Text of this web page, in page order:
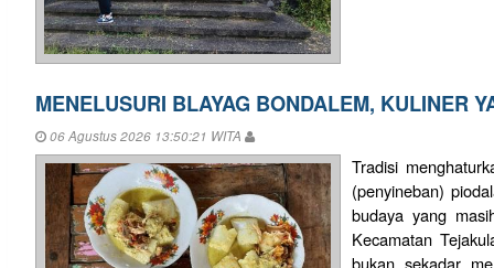
MENELUSURI BLAYAG BONDALEM, KULINER
06 Agustus 2026 13:50:21 WITA
Tradisi
(penyineban)
budaya yang
Kecamatan
bukan sekadar